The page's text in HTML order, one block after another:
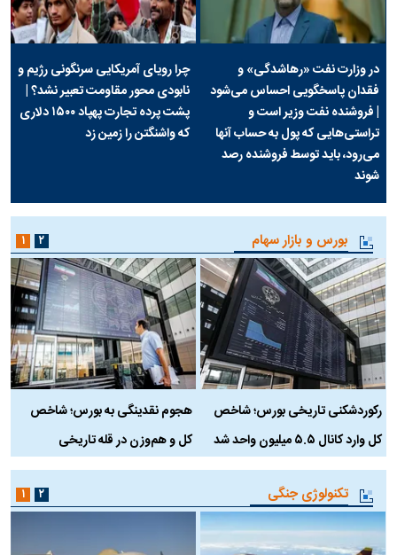
در وزارت نفت «رهاشدگی» و
فقدان پاسخگویی احساس می‌شود
| فروشنده نفت وزیر است و
تراستی‌هایی که پول به حساب آنها
می‌رود، باید توسط فروشنده رصد
شوند
چرا رویای آمریکایی سرنگونی رژیم و
نابودی محور مقاومت تعبیر نشد؟ |
پشت پرده تجارت پهپاد‌ ۱۵۰۰ دلاری
که واشنگتن را زمین زد
بورس و بازار سهام
رکوردشکنی تاریخی بورس؛ شاخص
کل وارد کانال ۵.۵ میلیون واحد شد
هجوم نقدینگی به بورس؛ شاخص
کل و هم‌وزن در قله تاریخی
۱ ۲
تکنولوژی جنگی ۱ ۲